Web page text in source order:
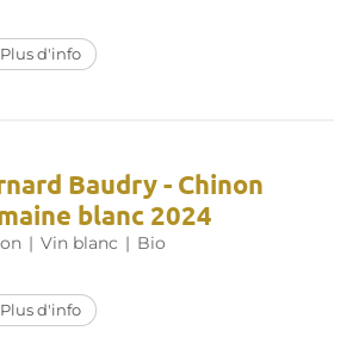
Plus d'info
Baudry - Chinon
blanc 2024
| Vin blanc | Bio
Plus d'info